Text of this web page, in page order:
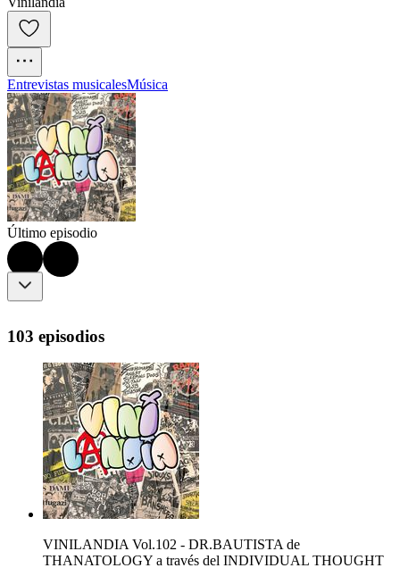
Entrevistas musicalesMúsica
Último episodio
103 episodios
VINILANDIA Vol.102 - DR.BAUTISTA de
THANATOLOGY a través del INDIVIDUAL THOUGHT